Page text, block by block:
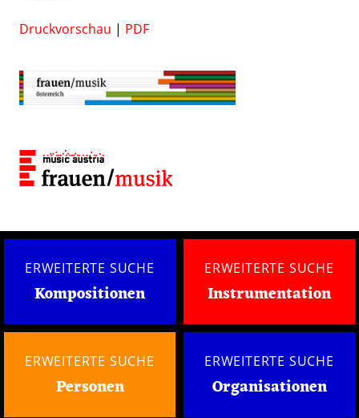
Druckvorschau | PDF
ERWEITERTE SUCHE
Kompositionen
ERWEITERTE SUCHE
Instrumentation
ERWEITERTE SUCHE
Personen
ERWEITERTE SUCHE
Organisationen